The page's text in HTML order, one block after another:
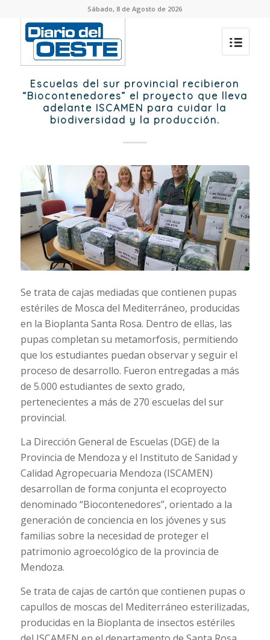
Sábado, 8 de Agosto de 2026
Escuelas del sur provincial recibieron
“Biocontenedores” el proyecto que lleva
adelante ISCAMEN para cuidar la
biodiversidad y la producción.
Se trata de cajas mediadas que contienen pupas
estériles de Mosca del Mediterráneo, producidas
en la Bioplanta Santa Rosa. Dentro de ellas, las
pupas completan su metamorfosis, permitiendo
que los estudiantes puedan observar y seguir el
proceso de desarrollo. Fueron entregadas a más
de 5.000 estudiantes de sexto grado,
pertenecientes a más de 270 escuelas del sur
provincial.
La Dirección General de Escuelas (DGE) de la
Provincia de Mendoza y el Instituto de Sanidad y
Calidad Agropecuaria Mendoza (ISCAMEN)
desarrollan de forma conjunta el ecoproyecto
denominado “Biocontenedores”, orientado a la
generación de conciencia en los jóvenes y sus
familias sobre la necesidad de proteger el
patrimonio agroecológico de la provincia de
Mendoza.
Se trata de cajas de cartón que contienen pupas o
capullos de moscas del Mediterráneo esterilizadas,
producidas en la Bioplanta de insectos estériles